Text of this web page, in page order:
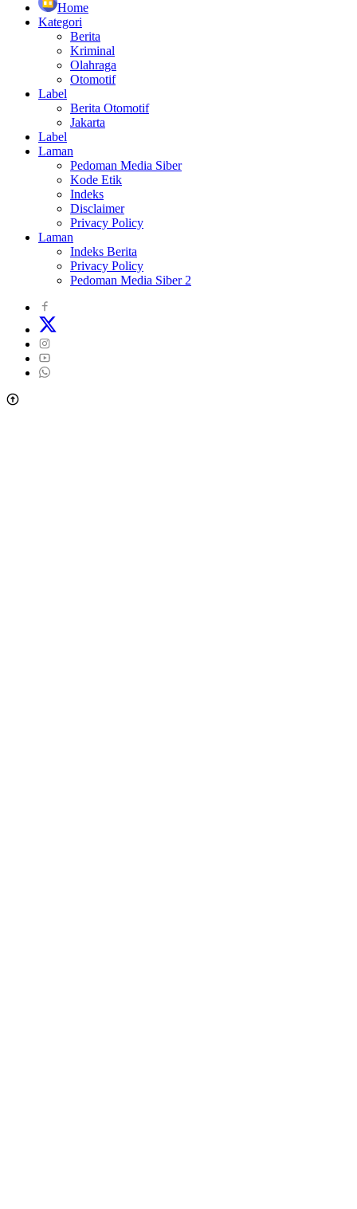
Home
Kategori
Berita
Kriminal
Olahraga
Otomotif
Label
Berita Otomotif
Jakarta
Label
Laman
Pedoman Media Siber
Kode Etik
Indeks
Disclaimer
Privacy Policy
Laman
Indeks Berita
Privacy Policy
Pedoman Media Siber 2